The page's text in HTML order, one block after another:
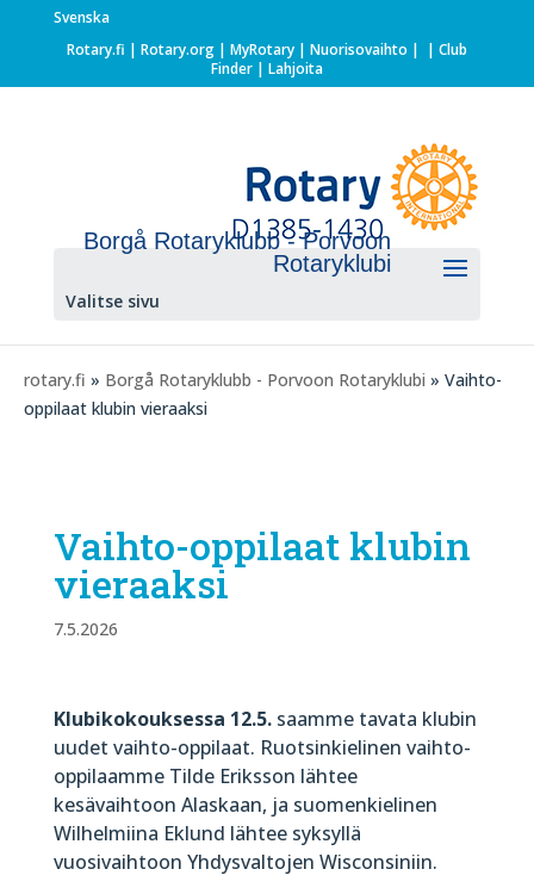
Svenska
Rotary.fi | Rotary.org| MyRotary | Nuorisovaihto | | Club
Finder| Lahjoita
Borgå Rotaryklubb - Porvoon
Rotaryklubi
Valitse sivu
rotary.fi » Borgå Rotaryklubb - Porvoon Rotaryklubi » Vaihto-
oppilaat klubin vieraaksi
Vaihto-oppilaat klubin
vieraaksi
7.5.2026
Klubikokouksessa 12.5.saamme tavata klubin
uudet vaihto-oppilaat. Ruotsinkielinen vaihto-
oppilaamme Tilde Eriksson lähtee
kesävaihtoon Alaskaan, ja suomenkielinen
Wilhelmiina Eklund lähtee syksyllä
vuosivaihtoon Yhdysvaltojen Wisconsiniin.